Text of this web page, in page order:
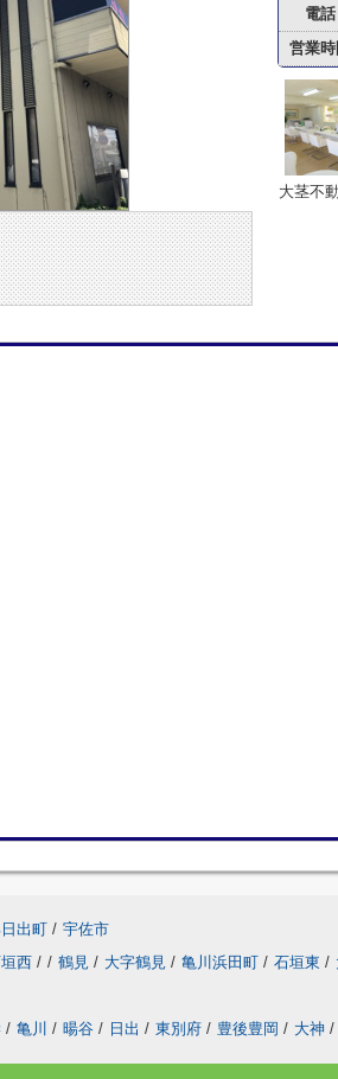
電話
営業時
大茎不
出町 / 宇佐市
西 / / 鶴見 / 大字鶴見 / 亀川浜田町 / 石垣東 /
/ 亀川 / 暘谷 / 日出 / 東別府 / 豊後豊岡 / 大神 /